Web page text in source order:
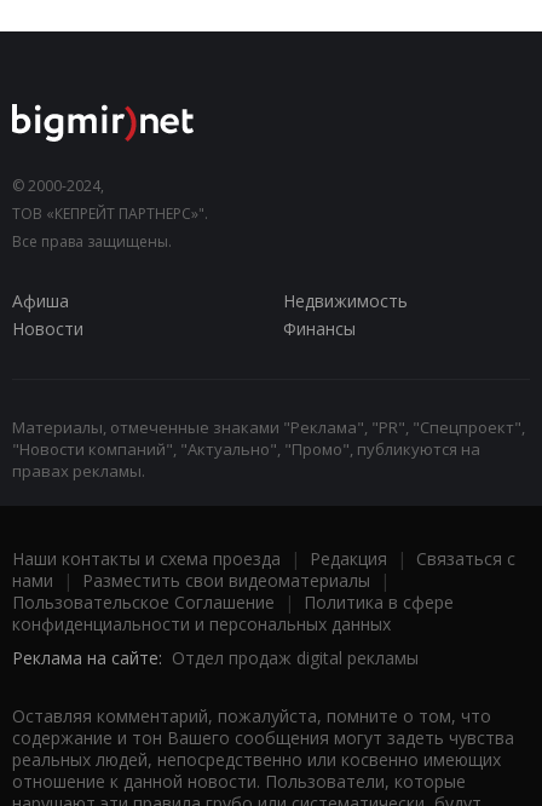
© 2000-2024,
ТОВ «КЕПРЕЙТ ПАРТНЕРС»".
Все права защищены.
Афиша
Недвижимость
Новости
Финансы
Материалы, отмеченные знаками "Реклама", "PR", "Спецпроект",
"Новости компаний", "Актуально", "Промо", публикуются на
правах рекламы.
Наши контакты и схема проезда | Редакция | Связаться с
нами | Разместить свои видеоматериалы |
Пользовательское Соглашение |
Политика в сфере
конфиденциальности и персональных данных
Реклама на сайте: Отдел продаж digital рекламы
Оставляя комментарий, пожалуйста, помните о том, что
содержание и тон Вашего сообщения могут задеть чувства
реальных людей, непосредственно или косвенно имеющих
отношение к данной новости. Пользователи, которые